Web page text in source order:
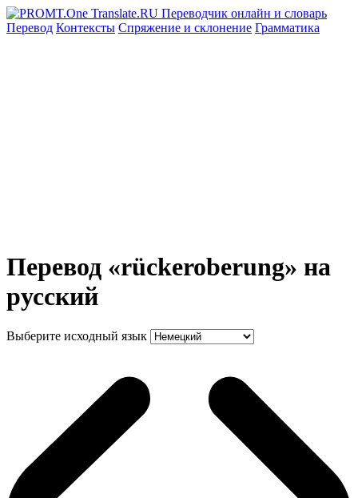
Перевод Контексты Спряжение и склонение Грамматика
Перевод «rückeroberung» на
русский
Выберите исходный язык